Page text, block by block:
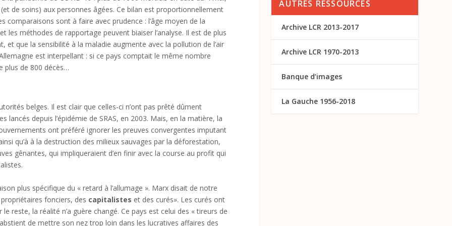
de soins) aux personnes âgées. Ce bilan est proportionnellement
comparaisons sont à faire avec prudence : l’âge moyen de la
les méthodes de rapportage peuvent biaiser l’analyse. Il est de plus
et que la sensibilité à la maladie augmente avec la pollution de l’air
est interpellant : si ce pays comptait le même nombre
plus de 800 décès…
belges. Il est clair que celles-ci n’ont pas prêté dûment
depuis l’épidémie de SRAS, en 2003. Mais, en la matière, la
ont préféré ignorer les preuves convergentes imputant
qu’à à la destruction des milieux sauvages par la déforestation,
gênantes, qui impliqueraient d’en finir avec la course au profit qui
plus spécifique du « retard à l’allumage ». Marx disait de notre
fonciers, des capitalistes et des curés». Les curés ont
reste, la réalité n’a guère changé. Ce pays est celui des « tireurs de
de mettre son nez trop loin dans les lucratives affaires des
AUTRES RESSOURCES
Archive LCR 2013-2017
Archive LCR 1970-2013
Banque d’images
La Gauche 1956-2018